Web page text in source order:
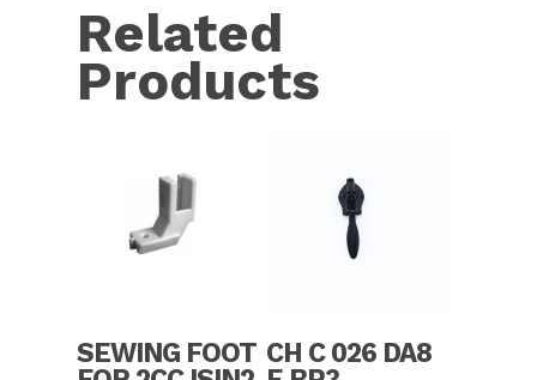
Related
Products
SEWING FOOT CH C 026 DA8